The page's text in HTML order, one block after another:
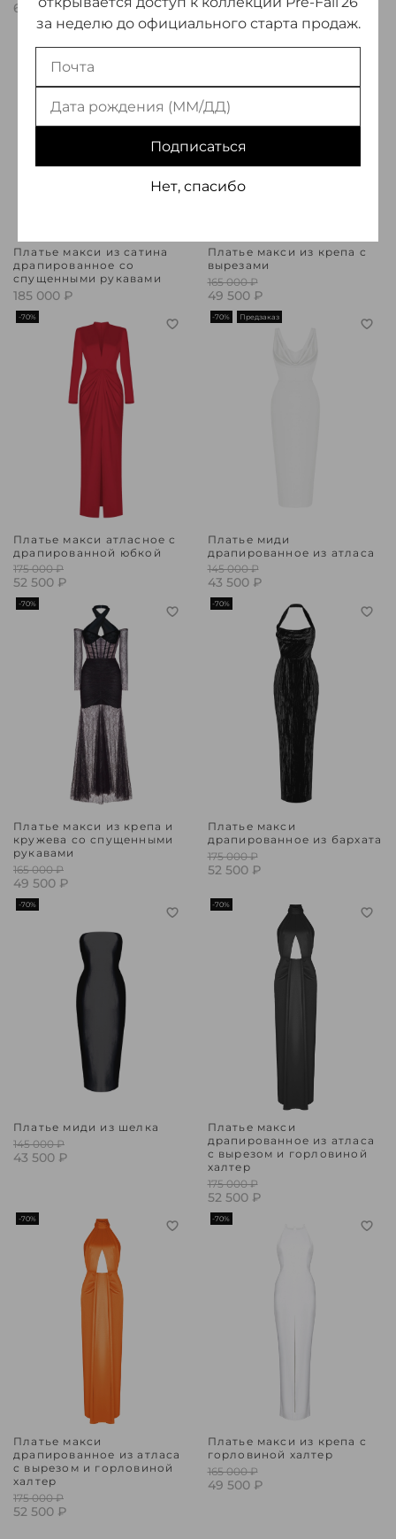
60 090 ₽
Платье макси из сатина
драпированное со
спущенными рукавами
185 000 ₽
-70%
Платье макси из крепа с
вырезами
165 000 ₽
49 500 ₽
-70%
Платье макси атласное с
драпированной юбкой
175 000 ₽
52 500 ₽
-70% Предзаказ
Платье миди
драпированное из атласа
145 000 ₽
43 500 ₽
-70%
Платье макси из крепа и
кружева со спущенными
рукавами
165 000 ₽
49 500 ₽
-70%
Платье макси
драпированное из бархата
175 000 ₽
52 500 ₽
-70%
Платье миди из шелка
145 000 ₽
43 500 ₽
-70%
Платье макси
драпированное из атласа
с вырезом и горловиной
халтер
175 000 ₽
52 500 ₽
-70%
Платье макси
драпированное из атласа
с вырезом и горловиной
халтер
175 000 ₽
52 500 ₽
-70%
Платье макси из крепа с
горловиной халтер
165 000 ₽
49 500 ₽
за неделю до официального старта продаж.
Подписаться
Нет, спасибо